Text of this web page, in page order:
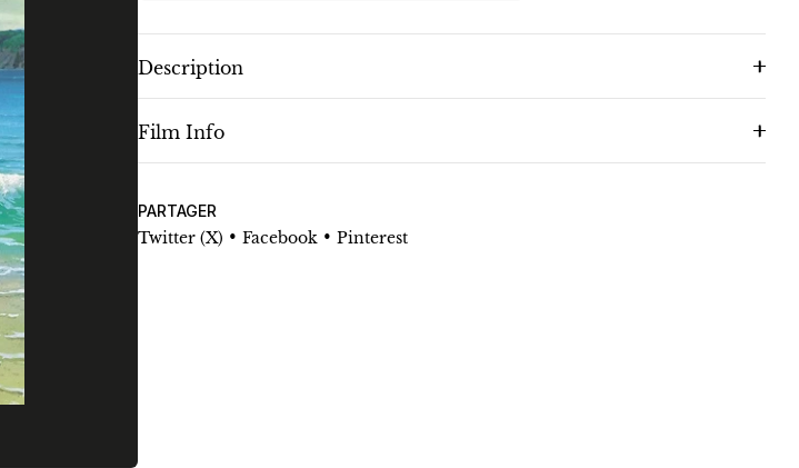
Description
Film Info
PARTAGER
Twitter (X) • Facebook • Pinterest